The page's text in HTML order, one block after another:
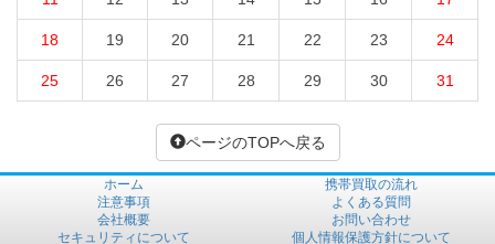
18 19 20 21 22 23 24
25 26 27 28 29 30 31
ページのTOPへ戻る
ホーム
携帯買取の流れ
注意事項
よくある質問
会社概要
お問い合わせ
セキュリティについて
個人情報保護方針について